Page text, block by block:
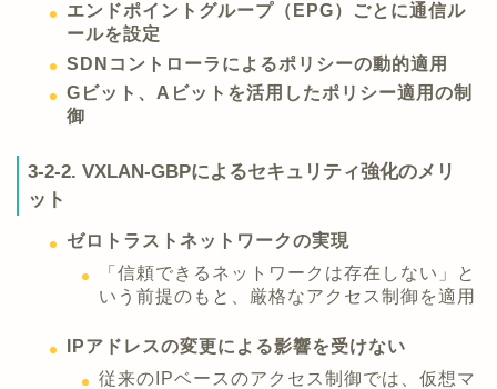
エンドポイントグループ（EPG）ごとに通信ル
ールを設定
SDNコントローラによるポリシーの動的適用
Gビット、Aビットを活用したポリシー適用の制
御
3-2-2. VXLAN-GBPによるセキュリティ強化のメリ
ット
ゼロトラストネットワークの実現
「信頼できるネットワークは存在しない」と
いう前提のもと、厳格なアクセス制御を適用
IPアドレスの変更による影響を受けない
従来のIPベースのアクセス制御では、仮想マ